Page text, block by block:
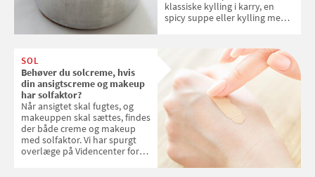
klassiske kylling i karry, en
spicy suppe eller kylling med
SOL
Behøver du solcreme, hvis
din ansigtscreme og makeup
har solfaktor?
Når ansigtet skal fugtes, og
makeuppen skal sættes, findes
der både creme og makeup
med solfaktor. Vi har spurgt
overlæge på Videncenter for